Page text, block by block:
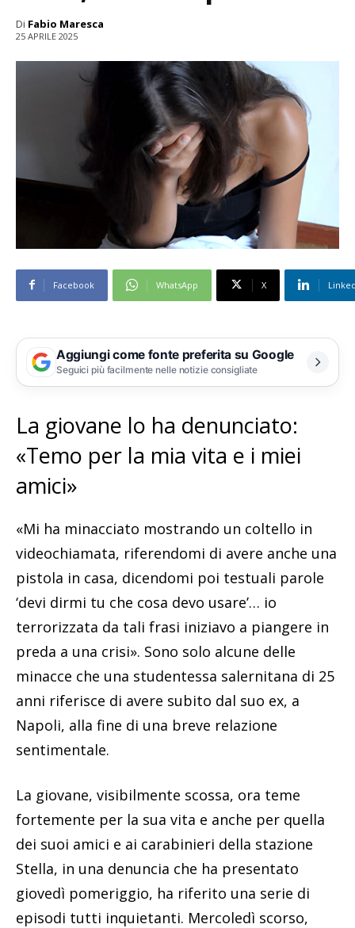
Di Fabio Maresca
25 APRILE 2025
Facebook WhatsApp X
Aggiungi come fonte preferita su Google
Seguici più facilmente nelle notizie consigliate
La giovane lo ha denunciato:
«Temo per la mia vita e i miei
amici»
«Mi ha minacciato mostrando un coltello in
videochiamata, riferendomi di avere anche una
pistola in casa, dicendomi poi testuali parole
‘devi dirmi tu che cosa devo usare’… io
terrorizzata da tali frasi iniziavo a piangere in
preda a una crisi». Sono solo alcune delle
minacce che una studentessa salernitana di 25
anni riferisce di avere subito dal suo ex, a
Napoli, alla fine di una breve relazione
sentimentale.
La giovane, visibilmente scossa, ora teme
fortemente per la sua vita e anche per quella
dei suoi amici e ai carabinieri della stazione
Stella, in una denuncia che ha presentato
giovedì pomeriggio, ha riferito una serie di
episodi tutti inquietanti. Mercoledì scorso,